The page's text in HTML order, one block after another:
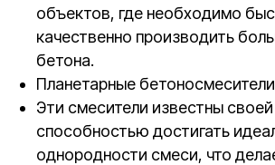
объектов, где необходимо
качественно производить
бетона.
Планетарные бетоносмесители
Эти смесители известны своей
способностью достигать
однородности смеси, что